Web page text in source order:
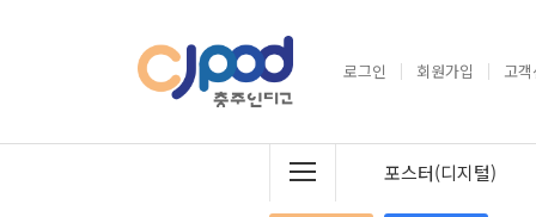
로그인 회원가입 고
포스터(디지털)